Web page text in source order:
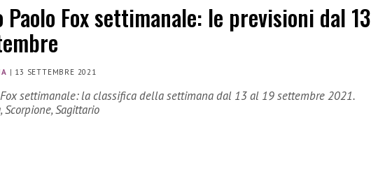
Paolo Fox settimanale: le previsioni dal 13
| 13 SETTEMBRE 2021
settimanale: la classifica della settimana dal 13 al 19 settembre 2021.
Scorpione, Sagittario